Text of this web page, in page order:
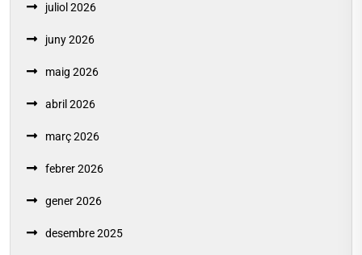
juliol 2026
juny 2026
maig 2026
abril 2026
març 2026
febrer 2026
gener 2026
desembre 2025